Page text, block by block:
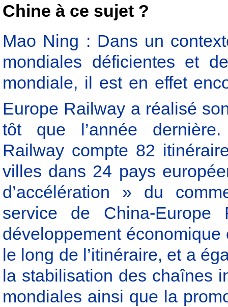
Chine à ce sujet ?
Mao Ning : Dans un
mondiales déficientes et
mondiale, il est en effet
Europe Railway a réalisé
tôt que l’année dernière.
Railway compte 82
villes dans 24 pays
d’accélération » du
service de China-
développement
le long de l’itinéraire, et a
la stabilisation des chaînes
mondiales ainsi que la